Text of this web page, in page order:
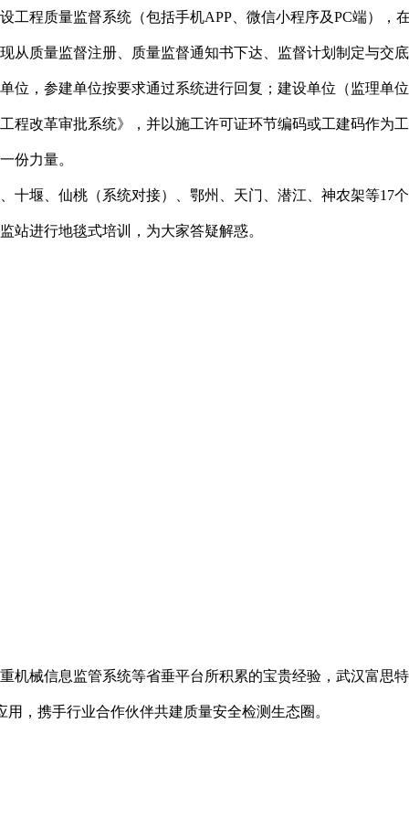
程质量监督系统（包括手机APP、微信小程序及PC端），
质量监督注册、质量监督通知书下达、监督计划制定
，参建单位按要求通过系统进行回复；建设单位（监
改革审批系统》，并以施工许可证环节编码或工建码作
份力量。
堰、仙桃（系统对接）、鄂州、天门、潜江、神农架等17
站进行地毯式培训，为大家答疑解惑。
械信息监管系统等省垂平台所积累的宝贵经验，武汉富思
，携手行业合作伙伴共建质量安全检测生态圈。